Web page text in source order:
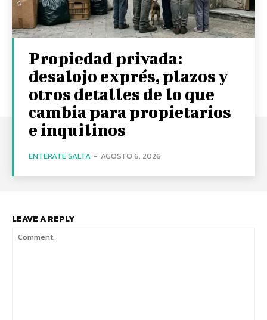
Propiedad privada:
desalojo exprés, plazos y
otros detalles de lo que
cambia para propietarios
e inquilinos
ENTERATE SALTA - AGOSTO 6, 2026
LEAVE A REPLY